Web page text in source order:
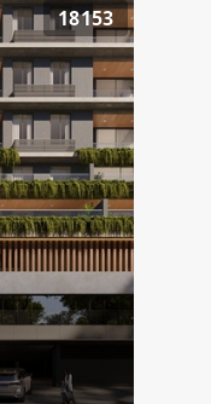
18153